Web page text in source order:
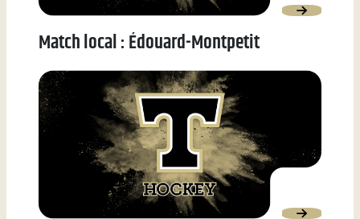
Match local : Édouard-Montpetit